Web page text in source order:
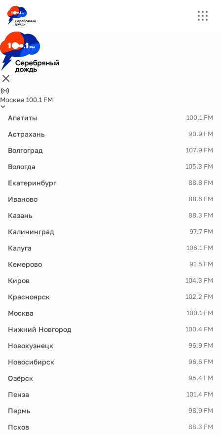
Москва 100.1 FM
Апатиты 100.1 FM
Астрахань 90.9 FM
Волгоград 107.9 FM
Вологда 105.3 FM
Екатеринбург 88.8 FM
Иваново 88.6 FM
Казань 88.3 FM
Калининград 97.7 FM
Калуга 106.1 FM
Кемерово 91.5 FM
Киров 104.3 FM
Красноярск 102.2 FM
Москва 100.1 FM
Нижний Новгород 100.4 FM
Новокузнецк 96.9 FM
Новосибирск 96.6 FM
Озёрск 95.4 FM
Пенза 101.4 FM
Пермь 98.9 FM
Псков 88.3 FM